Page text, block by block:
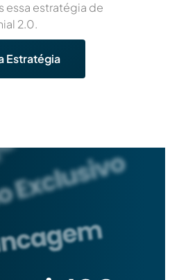
essa estratégia de
2.0.
Estratégia